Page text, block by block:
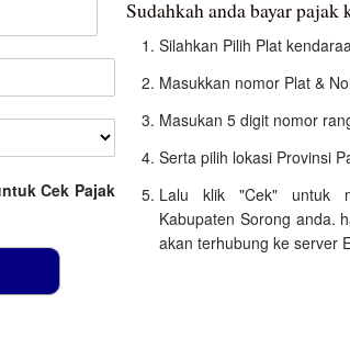
Cek Pajak
Sudahkah anda bayar pajak
Silahkan Pilih Plat
Masukkan nomor Plat &
Masukan 5 digit nomor
Serta pilih lokasi Provinsi
Lalu klik "Cek" untuk
Kabupaten Sorong anda.
akan terhubung ke server